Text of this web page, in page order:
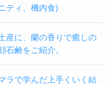
ティ、機内食)
産に、蘭の香りで癒しの
石鹸をご紹介。
ラで学んだ上手くいく結